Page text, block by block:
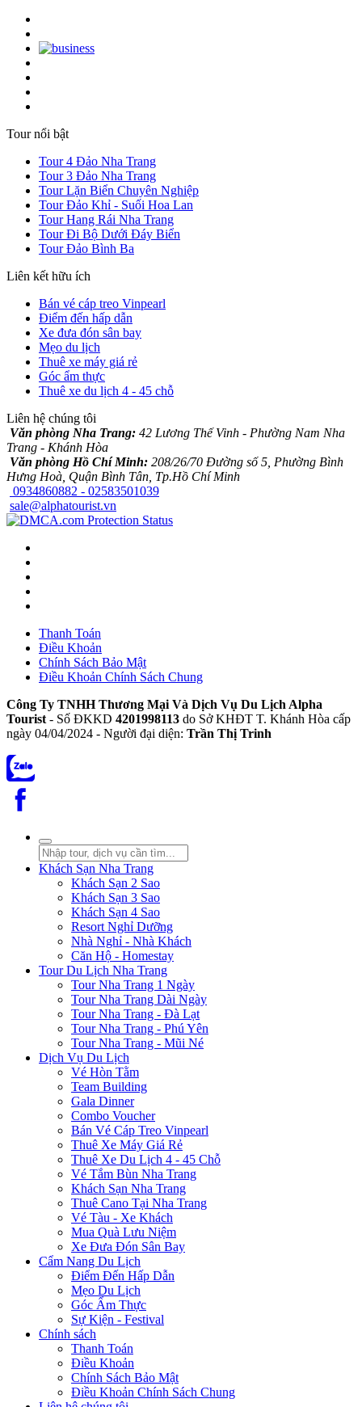
Tour nổi bật
Tour 4 Đảo Nha Trang
Tour 3 Đảo Nha Trang
Tour Lặn Biển Chuyên Nghiệp
Tour Đảo Khỉ - Suối Hoa Lan
Tour Hang Rái Nha Trang
Tour Đi Bộ Dưới Đáy Biển
Tour Đảo Bình Ba
Liên kết hữu ích
Bán vé cáp treo Vinpearl
Điểm đến hấp dẫn
Xe đưa đón sân bay
Mẹo du lịch
Thuê xe máy giá rẻ
Góc ẩm thực
Thuê xe du lịch 4 - 45 chỗ
Liên hệ chúng tôi
Văn phòng Nha Trang: 42 Lương Thế Vinh - Phường Nam Nha
Trang - Khánh Hòa
Văn phòng Hồ Chí Minh: 208/26/70 Đường số 5, Phường Bình
Hưng Hoà, Quận Bình Tân, Tp.Hồ Chí Minh
0934860882 - 02583501039
sale@alphatourist.vn
Thanh Toán
Điều Khoản
Chính Sách Bảo Mật
Điều Khoản Chính Sách Chung
Công Ty TNHH Thương Mại Và Dịch Vụ Du Lịch Alpha
Tourist - Số ĐKKD 4201998113 do Sở KHĐT T. Khánh Hòa cấp
ngày 04/04/2024 - Người đại diện: Trần Thị Trinh
Khách Sạn Nha Trang
Khách Sạn 2 Sao
Khách Sạn 3 Sao
Khách Sạn 4 Sao
Resort Nghỉ Dưỡng
Nhà Nghỉ - Nhà Khách
Căn Hộ - Homestay
Tour Du Lịch Nha Trang
Tour Nha Trang 1 Ngày
Tour Nha Trang Dài Ngày
Tour Nha Trang - Đà Lạt
Tour Nha Trang - Phú Yên
Tour Nha Trang - Mũi Né
Dịch Vụ Du Lịch
Vé Hòn Tằm
Team Building
Gala Dinner
Combo Voucher
Bán Vé Cáp Treo Vinpearl
Thuê Xe Máy Giá Rẻ
Thuê Xe Du Lịch 4 - 45 Chỗ
Vé Tắm Bùn Nha Trang
Khách Sạn Nha Trang
Thuê Cano Tại Nha Trang
Vé Tàu - Xe Khách
Mua Quà Lưu Niệm
Xe Đưa Đón Sân Bay
Cẩm Nang Du Lịch
Điểm Đến Hấp Dẫn
Mẹo Du Lịch
Góc Ẩm Thực
Sự Kiện - Festival
Chính sách
Thanh Toán
Điều Khoản
Chính Sách Bảo Mật
Điều Khoản Chính Sách Chung